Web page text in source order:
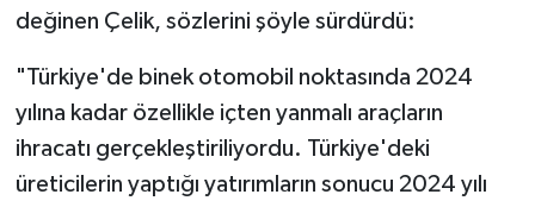
değinen Çelik, sözlerini şöyle sürdürdü:
"Türkiye'de binek otomobil noktasında 2024
yılına kadar özellikle içten yanmalı araçların
ihracatı gerçekleştiriliyordu. Türkiye'deki
üreticilerin yaptığı yatırımların sonucu 2024 yılı